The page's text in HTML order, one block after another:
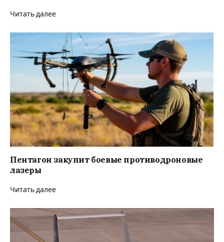
Читать далее
Пентагон закупит боевые противодроновые
лазеры
Читать далее